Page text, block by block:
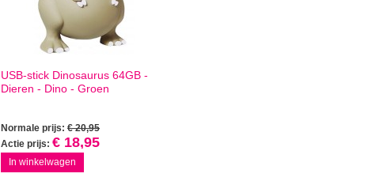
USB-stick Dinosaurus 64GB -
Dieren - Dino - Groen
Normale prijs: € 20,95
Actie prijs: € 18,95
In winkelwagen